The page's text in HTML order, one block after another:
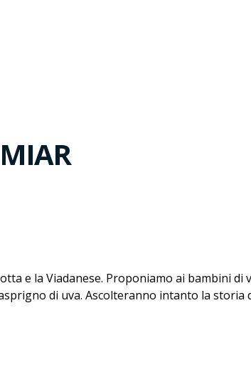
e la Viadanese. Proponiamo ai bambini di
di uva. Ascolteranno intanto la storia